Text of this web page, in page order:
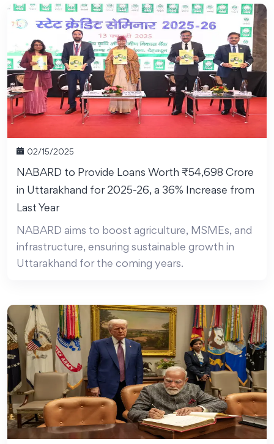
02/15/2025
NABARD to Provide Loans Worth ₹54,698 Crore
in Uttarakhand for 2025-26, a 36% Increase from
Last Year
NABARD aims to boost agriculture, MSMEs, and
infrastructure, ensuring sustainable growth in
Uttarakhand for the coming years.